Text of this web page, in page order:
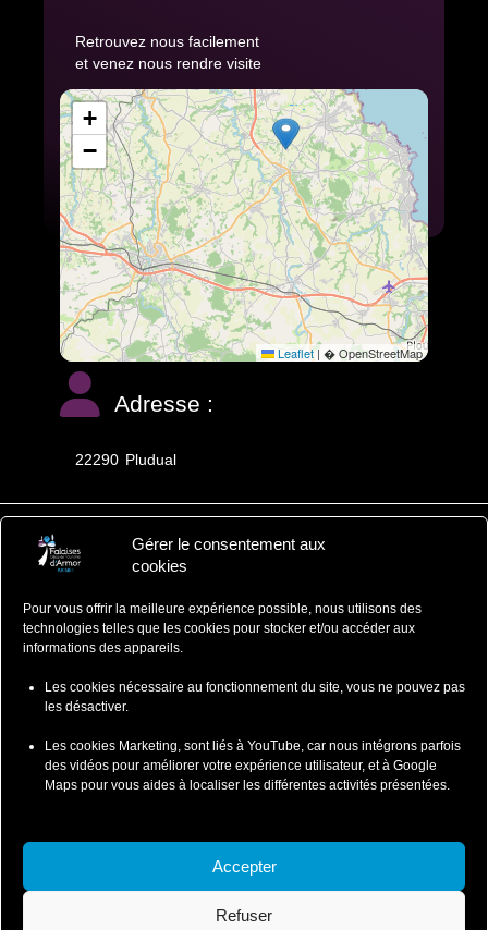
Gérer le consentement aux
cookies
Pour vous offrir la meilleure expérience possible, nous utilisons des
technologies telles que les cookies pour stocker et/ou accéder aux
informations des appareils.
Les cookies nécessaire au fonctionnement du site, vous ne pouvez pas
les désactiver.
Les cookies Marketing, sont liés à YouTube, car nous intégrons parfois
des vidéos pour améliorer votre expérience utilisateur, et à Google
Maps pour vous aides à localiser les différentes activités présentées.
Accepter
Refuser
Retrouvez nous facilement
et venez nous rendre visite
+
−
Leaflet | � OpenStreetMap
Adresse :
22290 Pludual
Falaises d'Armor
ZA du Ponlo, 22290 LANVOLLON
Côtes d'Armor - Bretagne
: 02 96 70 12 47
contact@falaisesdarmor.bzh
Conditions Particulières de Vente-Coasteering